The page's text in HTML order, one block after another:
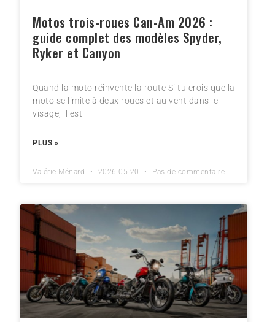
Motos trois-roues Can-Am 2026 :
guide complet des modèles Spyder,
Ryker et Canyon
Quand la moto réinvente la route Si tu crois que la
moto se limite à deux roues et au vent dans le
visage, il est
PLUS »
Valérie Ménard 2026-05-20 Pas de commentaire